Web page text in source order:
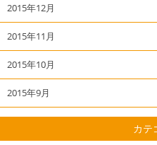
2015年12月
2015年11月
2015年10月
2015年9月
カテ